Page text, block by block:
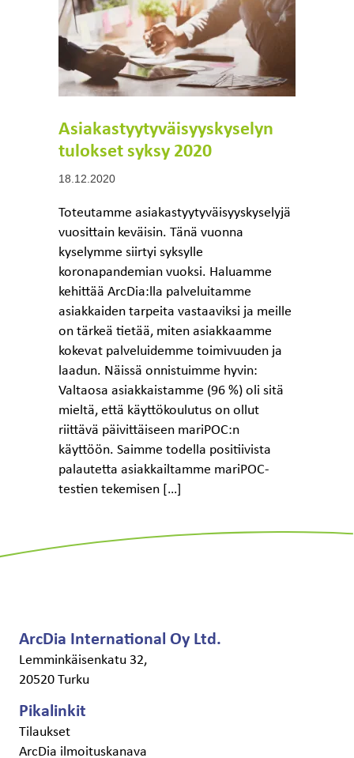
Asiakastyytyväisyyskyselyn
tulokset syksy 2020
18.12.2020
Toteutamme asiakastyytyväisyyskyselyjä
vuosittain keväisin. Tänä vuonna
kyselymme siirtyi syksylle
koronapandemian vuoksi. Haluamme
kehittää ArcDia:lla palveluitamme
asiakkaiden tarpeita vastaaviksi ja meille
on tärkeä tietää, miten asiakkaamme
kokevat palveluidemme toimivuuden ja
laadun. Näissä onnistuimme hyvin:
Valtaosa asiakkaistamme (96 %) oli sitä
mieltä, että käyttökoulutus on ollut
riittävä päivittäiseen mariPOC:n
käyttöön. Saimme todella positiivista
palautetta asiakkailtamme mariPOC-
testien tekemisen […]
ArcDia International Oy Ltd.
Lemminkäisenkatu 32,
20520 Turku
Pikalinkit
Tilaukset
ArcDia ilmoituskanava